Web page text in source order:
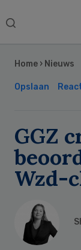
Search
Home › Nieuws
Opslaan
GGZ
Wzd-
Sidebar